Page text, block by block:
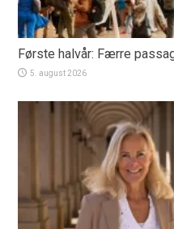
Første halvår: Færre
5. august 2026